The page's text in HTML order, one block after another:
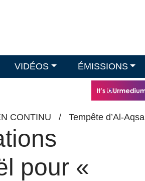
VIDÉOS ÉMISSIONS
CONTINU / Tempête d’Al-Aqsa
pour «